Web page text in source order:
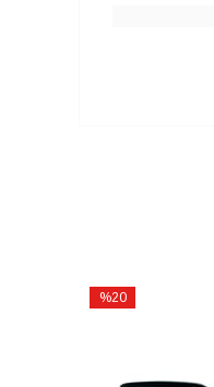
%20